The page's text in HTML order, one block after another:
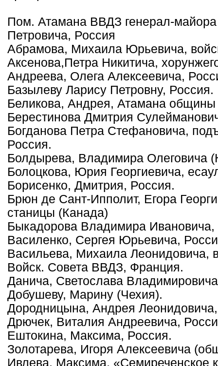
Пом. Атамана ВВДЗ генерал-
Петровича, Россия
Абрамова, Михаила Юрьевича,
Аксенова,Петра Никитича,
Андреева, Олега Алексеевича,
Базылеву Ларису Петровну, Россия.
Беликова, Андрея, Атамана общины
Берестинова Дмитрия
Богданова Петра Стефановича,
Россия.
Болдырева, Владимира Олеговича
Болоцкова, Юрия Георгиевича,
Борисенко, Дмитрия, Россия.
Брюн де Сант-Ипполит, Егора
станицы (Канада)
Быкадорова Владимира Ивановича,
Василенко, Сергея Юрьевича,
Васильева, Михаила Леонидовича,
Войск. Совета ВВДЗ, Франция.
Данича, Светослава
Добушеву, Марину (Чехия).
Дородницына, Андрея
Дрючек, Виталия Андреевича,
Ештокина, Максима, Россия.
Золотарева, Игоря Алексеевича
Ивлева, Максима, «Семиреченское